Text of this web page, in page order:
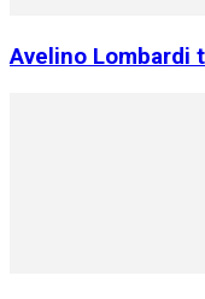
Avelino Lombardi